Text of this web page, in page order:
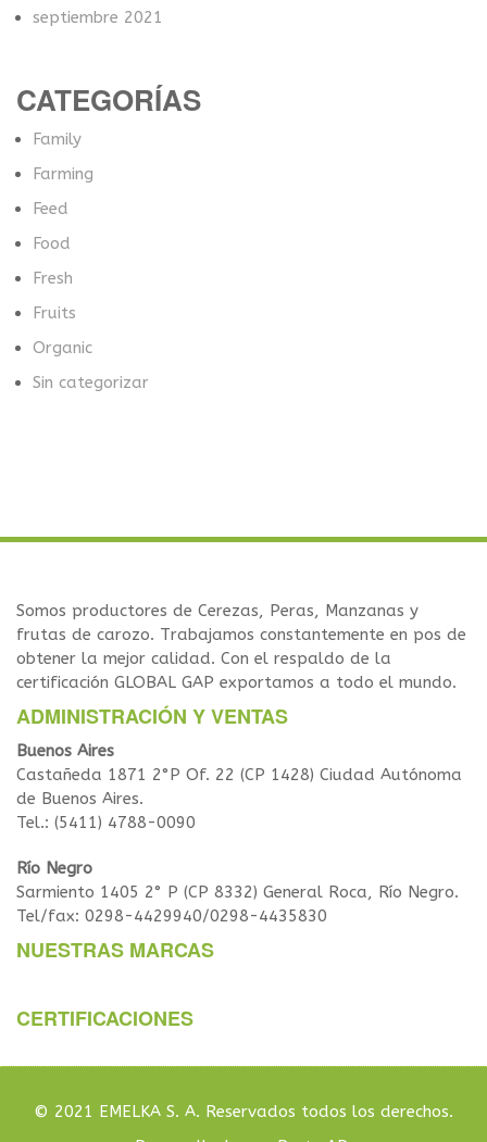
septiembre 2021
CATEGORÍAS
Family
Farming
Feed
Food
Fresh
Fruits
Organic
Sin categorizar
Somos productores de Cerezas, Peras, Manzanas y
frutas de carozo. Trabajamos constantemente en pos de
obtener la mejor calidad. Con el respaldo de la
certificación GLOBAL GAP exportamos a todo el mundo.
ADMINISTRACIÓN Y VENTAS
Buenos Aires
Castañeda 1871 2°P Of. 22 (CP 1428) Ciudad Autónoma
de Buenos Aires.
Tel.: (5411) 4788-0090
Río Negro
Sarmiento 1405 2° P (CP 8332) General Roca, Río Negro.
Tel/fax: 0298-4429940/0298-4435830
NUESTRAS MARCAS
CERTIFICACIONES
© 2021 EMELKA S. A. Reservados todos los derechos.